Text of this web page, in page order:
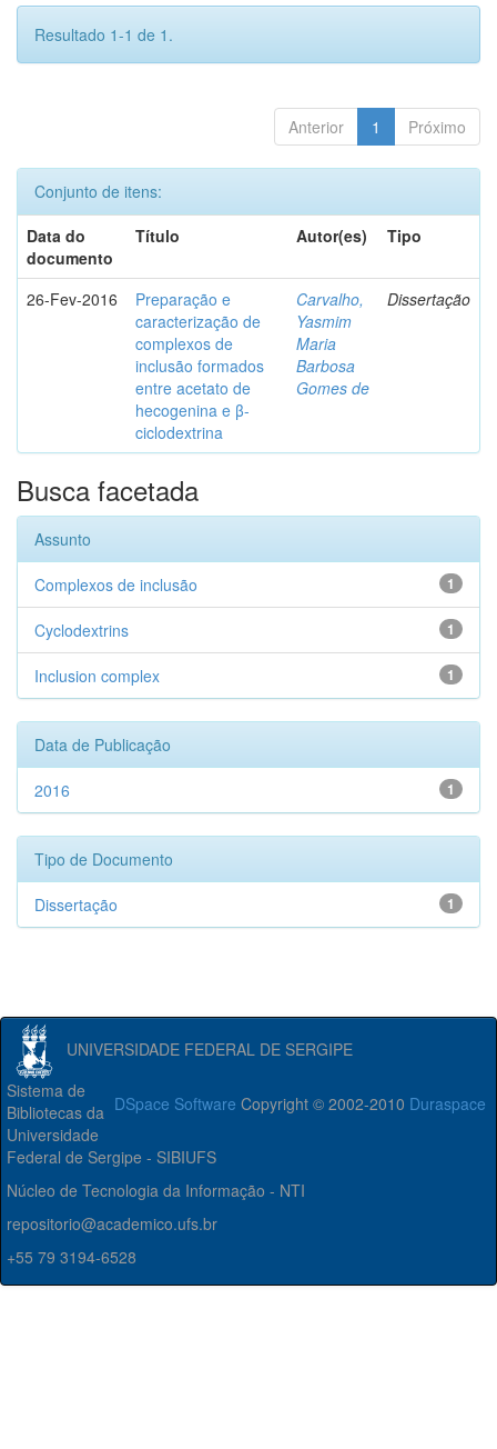
Resultado 1-1 de 1.
Anterior 1 Próximo
Conjunto de itens:
Data do
documento
Título Autor(es) Tipo
26-Fev-2016
Preparação e
caracterização de
complexos de
inclusão formados
entre acetato de
hecogenina e β-
ciclodextrina
Carvalho,
Yasmim
Maria
Barbosa
Gomes de
Dissertação
Busca facetada
Assunto
1
Complexos de inclusão
1
Cyclodextrins
1
Inclusion complex
Data de Publicação
1
2016
Tipo de Documento
1
Dissertação
UNIVERSIDADE FEDERAL DE SERGIPE
DSpace Software Copyright © 2002-2010 Duraspace
Sistema de
Bibliotecas da
Universidade
Federal de Sergipe - SIBIUFS
Núcleo de Tecnologia da Informação - NTI
repositorio@academico.ufs.br
+55 79 3194-6528